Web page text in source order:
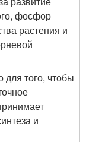
фосфор
растения и
того, чтобы
и